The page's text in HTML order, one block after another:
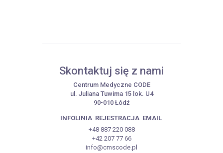
Skontaktuj się z nami
Centrum Medyczne CODE
ul. Juliana Tuwima 15 lok. U4
90-010 Łódź
INFOLINIA REJESTRACJA EMAIL
+48 887 220 088
+42 207 77 66
info@cmscode.pl